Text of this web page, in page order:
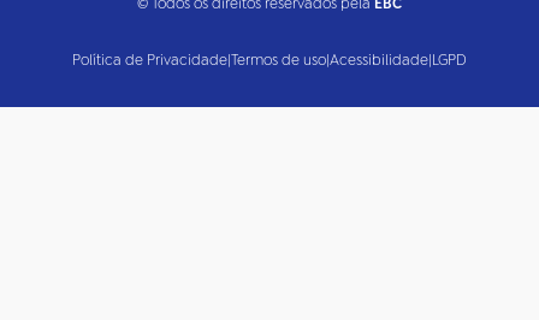
© Todos os direitos reservados pela EBC
Política de Privacidade|Termos de uso|Acessibilidade|LGPD